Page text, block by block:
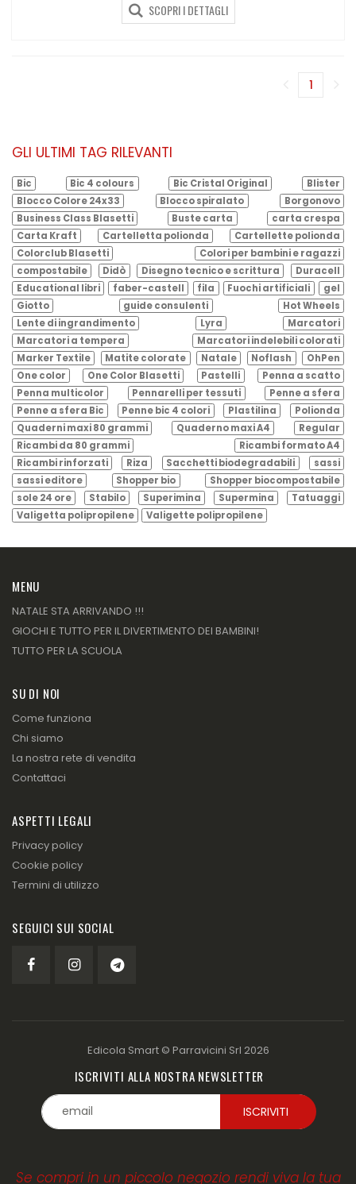
SCOPRI I DETTAGLI
1
GLI ULTIMI TAG RILEVANTI
Bic Bic 4 colours Bic Cristal Original
Blister
Blocco Colore 24x33
Blocco spiralato
Borgonovo
Business Class Blasetti
Buste carta
carta crespa
Carta Kraft
Cartelletta polionda
Cartellette polionda
Colorclub Blasetti
Colori per bambini e ragazzi
compostabile
Didò Disegno tecnico e scrittura
Duracell
Educational libri
faber-castell fila Fuochi artificiali
gel
Giotto
guide consulenti
Hot Wheels
Lente di ingrandimento
Lyra
Marcatori
Marcatori a tempera
Marcatori indelebili colorati
Marker Textile
Matite colorate Natale Noflash
OhPen
One color
One Color Blasetti Pastelli
Penna a scatto
Penna multicolor
Pennarelli per tessuti
Penne a sfera
Penne a sfera Bic
Penne bic 4 colori Plastilina
Polionda
Quaderni maxi 80 grammi
Quaderno maxi A4
Regular
Ricambi da 80 grammi
Ricambi formato A4
Ricambi rinforzati
Riza Sacchetti biodegradabili
sassi
sassi editore
Shopper bio
Shopper biocompostabile
sole 24 ore
Stabilo Superimina Supermina
Tatuaggi
Valigetta polipropilene
Valigette polipropilene
MENU
NATALE STA ARRIVANDO !!!
GIOCHI E TUTTO PER IL DIVERTIMENTO DEI BAMBINI!
TUTTO PER LA SCUOLA
SU DI NOI
Come funziona
Chi siamo
La nostra rete di vendita
Contattaci
ASPETTI LEGALI
Privacy policy
Cookie policy
Termini di utilizzo
SEGUICI SUI SOCIAL
Edicola Smart © Parravicini Srl 2026
ISCRIVITI ALLA NOSTRA NEWSLETTER
Se compri in un piccolo negozio rendi viva la tua